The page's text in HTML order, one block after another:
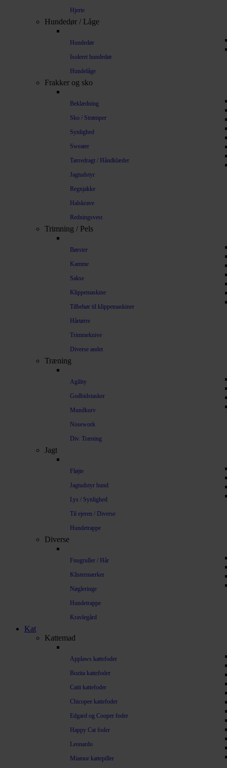
Hjerte
Hundedør / Låge
Hundedør
Isoleret hundedør
Hundelåge
Frakker og sko
Beklædning
Sko / Strømper
Synlighed
Sweater
Tørredragt / Håndklæder
Jagtudstyr
Regnjakke
Halskrave
Redningsvest
Trimning / Pels
Børster
Kamme
Sakse
Klippemaskine
Tilbehør til klippemaskiner
Hårtørre
Trimmeknive
Diverse andet
Træning
Agility
Godbidstasker
Mundkurv
Nosework
Div. Træning
Jagt
Fløjte
Jagtudstyr hund
Lys / Synlighed
Til ejeren / Diverse
Hundetrappe
Diverse
Fnugruller / Hår
Klistermærker
Nøgleringe
Hundetrappe
Kravlegård
Kat
Kattemad
Applaws kattefoder
Bozita kattefoder
Catit kattefoder
Chicopee kattefoder
Edgard og Cooper foder
Happy Cat foder
Leonardo
Miamor kattepiller